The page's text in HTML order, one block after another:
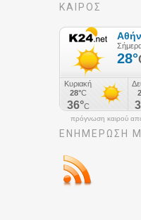
ΚΑΙΡΟΣ
πρόγνωση καιρού
ΕΝΗΜΈΡΩΣΉ